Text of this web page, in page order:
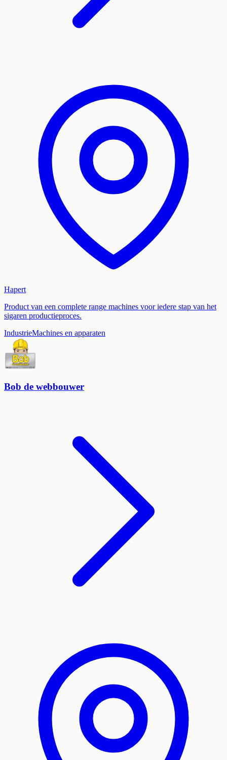
Hapert
Product van een complete range machines voor iedere stap van het
sigaren productieproces.
IndustrieMachines en apparaten
Bob de webbouwer